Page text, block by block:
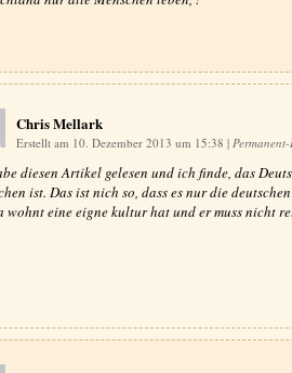
Chris Mellark
Erstellt am 10. Dezember 2013 um 15:38 |
diesen Artikel gelesen und ich finde, das
ist. Das ist nich so, dass es nur die
wohnt eine eigne kultur hat und er muss nicht